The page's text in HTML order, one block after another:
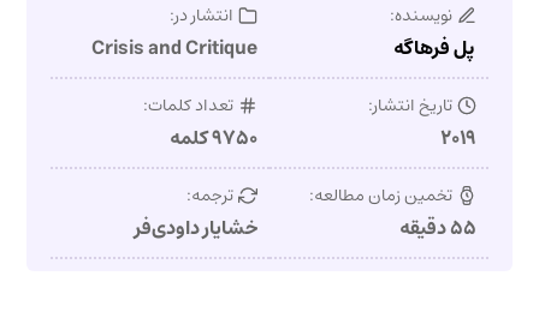
نویسنده:
پل فرهاگه
انتشار در:
Crisis and Critique
تاریخ انتشار:
۲۰۱۹
تعداد کلمات:
۹۷۵۰ کلمه
تخمین زمان مطالعه:
۵۵ دقیقه
ترجمه:
خشایار داودی‌فر